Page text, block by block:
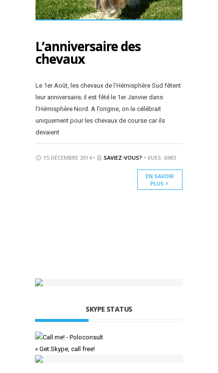
L’anniversaire des
chevaux
Le 1er Août, les chevaux de l’Hémisphère Sud fêtent
leur anniversaire; il est fêté le 1er Janvier dans
l’Hémisphère Nord. A l’origine, on le célébrait
uniquement pour les chevaux de course car ils
devaient
15 DÉCEMBRE 2014 • SAVIEZ-VOUS? • VUES: 6983
EN SAVOIR
PLUS
SKYPE STATUS
» Get Skype, call free!